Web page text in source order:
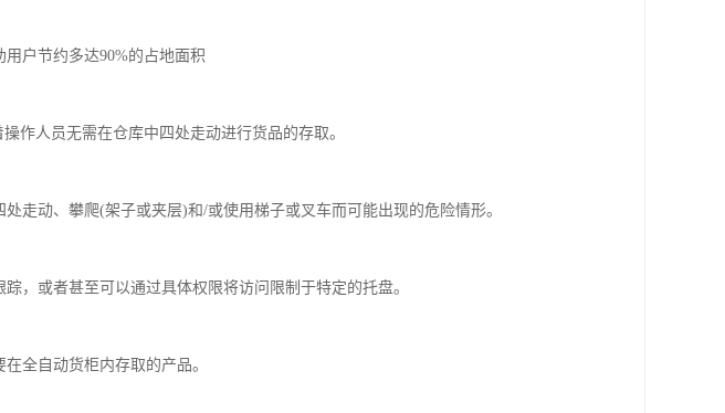
户节约多达90%的占地面积
作人员无需在仓库中四处走动进行货品的存取。
走动、攀爬(架子或夹层)和/或使用梯子或叉车而可能出现的危险情形。
，或者甚至可以通过具体权限将访问限制于特定的托盘。
全自动货柜内存取的产品。